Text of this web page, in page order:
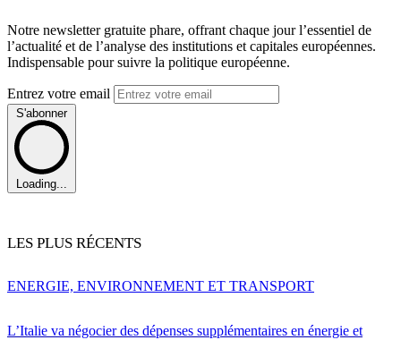
Notre newsletter gratuite phare, offrant chaque jour l’essentiel de
l’actualité et de l’analyse des institutions et capitales européennes.
Indispensable pour suivre la politique européenne.
Entrez votre email
S'abonner
Loading...
LES PLUS RÉCENTS
L’Italie va négocier des dépenses supplémentaires en énergie et
ENERGIE, ENVIRONNEMENT ET TRANSPORT